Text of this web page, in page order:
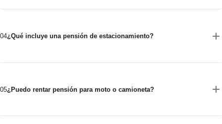
04¿Qué incluye una pensión de estacionamiento?
05¿Puedo rentar pensión para moto o camioneta?